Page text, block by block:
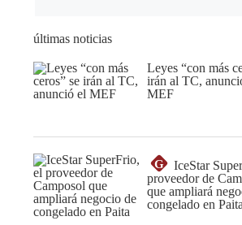
últimas noticias
Leyes “con más
irán al TC,
MEF
G
IceStar
proveedor de
que ampliará
congelado en Paita